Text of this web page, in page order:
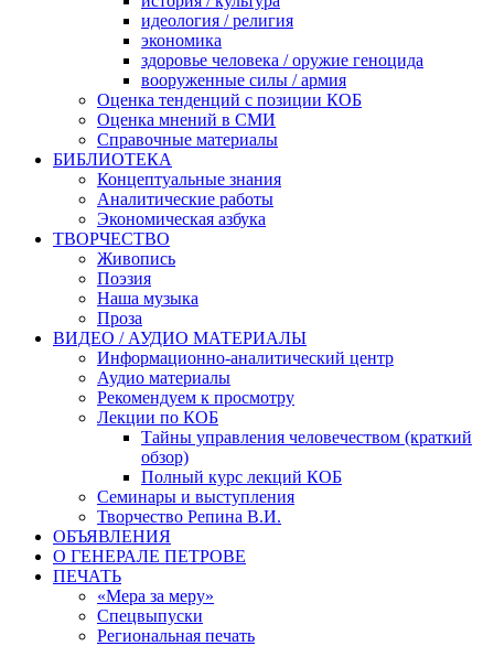
идеология / религия
экономика
здоровье человека / оружие геноцида
вооруженные силы / армия
Оценка тенденций с позиции КОБ
Оценка мнений в СМИ
Справочные материалы
БИБЛИОТЕКА
Концептуальные знания
Аналитические работы
Экономическая азбука
ТВОРЧЕСТВО
Живопись
Поэзия
Наша музыка
Проза
ВИДЕО / АУДИО МАТЕРИАЛЫ
Информационно-аналитический центр
Аудио материалы
Рекомендуем к просмотру
Лекции по КОБ
Тайны управления человечеством (краткий
обзор)
Полный курс лекций КОБ
Семинары и выступления
Творчество Репина В.И.
ОБЪЯВЛЕНИЯ
О ГЕНЕРАЛЕ ПЕТРОВЕ
ПЕЧАТЬ
«Мера за меру»
Спецвыпуски
Региональная печать